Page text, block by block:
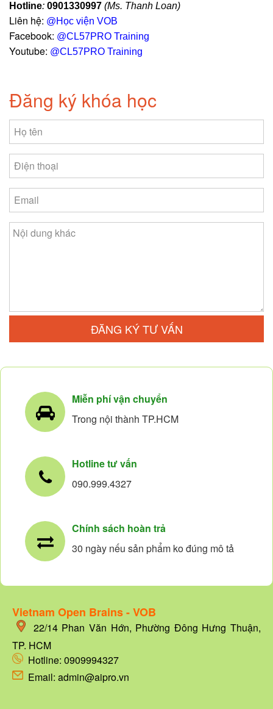
Hotline: 0901330997 (Ms. Thanh Loan)
Liên hệ: @Học viện VOB
Facebook: @CL57PRO Training
Youtube: @CL57PRO Training
Đăng ký khóa học
ĐĂNG KÝ TƯ VẤN
Miễn phí vận chuyển
Trong nội thành TP.HCM
Hotline tư vấn
090.999.4327
Chính sách hoàn trả
30 ngày nếu sản phẩm ko đúng mô tả
Vietnam Open Brains - VOB
22/14Phan Văn Hớn, Phường Đông Hưng Thuận,
TP. HCM
Hotline: 0909994327
Email: admin@aipro.vn